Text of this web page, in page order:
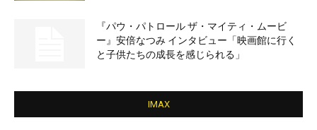
『パウ・パトロール ザ・マイティ・ムービ
ー』安倍なつみ インタビュー「映画館に行く
と子供たちの成長を感じられる」
IMAX